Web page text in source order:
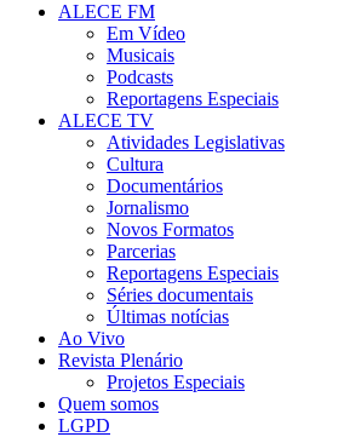
ALECE FM
Em Vídeo
Musicais
Podcasts
Reportagens Especiais
ALECE TV
Atividades Legislativas
Cultura
Documentários
Jornalismo
Novos Formatos
Parcerias
Reportagens Especiais
Séries documentais
Últimas notícias
Ao Vivo
Revista Plenário
Projetos Especiais
Quem somos
LGPD